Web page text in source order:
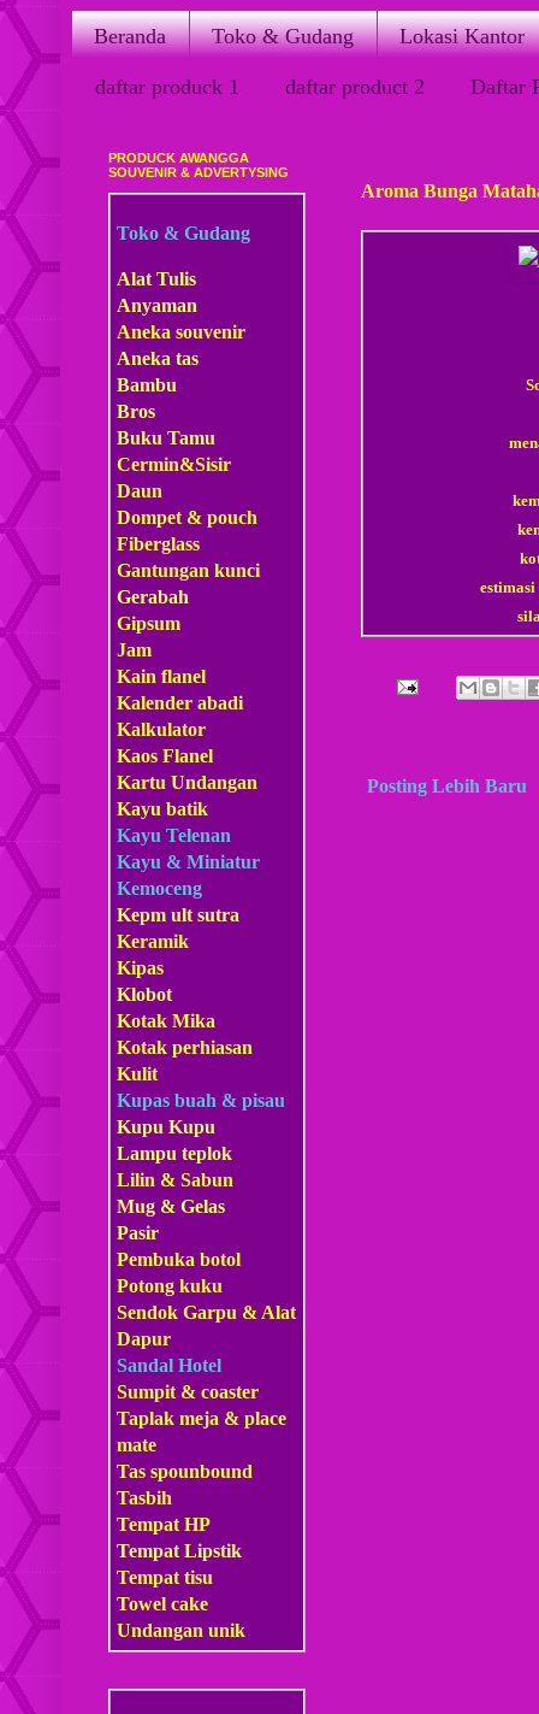
Beranda Toko & Gudang Lokasi Kantor
daftar produck 1 daftar product 2 Daftar
Aroma Bunga
Posting Lebih Baru
PRODUCK AWANGGA
SOUVENIR & ADVERTYSING
Toko & Gudang
Alat Tulis
Anyaman
Aneka souvenir
Aneka tas
Bambu
Bros
Buku Tamu
Cermin&Sisir
Daun
Dompet & pouch
Fiberglass
Gantungan kunci
Gerabah
Gipsum
Jam
Kain flanel
Kalender abadi
Kalkulator
Kaos Flanel
Kartu Undangan
Kayu batik
Kayu Telenan
Kayu & Miniatur
Kemoceng
Kepm ult sutra
Keramik
Kipas
Klobot
Kotak Mika
Kotak perhiasan
Kulit
Kupas buah & pisau
Kupu Kupu
Lampu teplok
Lilin & Sabun
Mug & Gelas
Pasir
Pembuka botol
Potong kuku
Sendok Garpu & Alat
Dapur
Sandal Hotel
Sumpit & coaster
Taplak meja & place
mate
Tas spounbound
Tasbih
Tempat HP
Tempat Lipstik
Tempat tisu
Towel cake
Undangan unik